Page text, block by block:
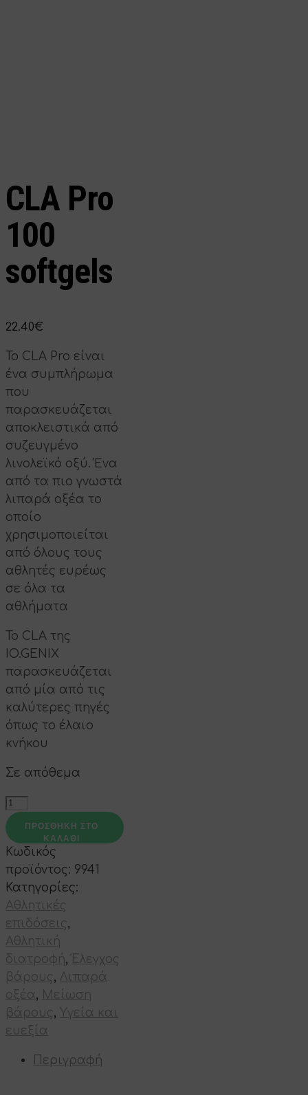
CLA Pro
100
softgels
22.40€
Το CLA Pro είναι
ένα συμπλήρωμα
που
παρασκευάζεται
αποκλειστικά από
συζευγμένο
λινολεϊκό οξύ. Ένα
από τα πιο γνωστά
λιπαρά οξέα το
οποίο
χρησιμοποιείται
από όλους τους
αθλητές ευρέως
σε όλα τα
αθλήματα
Το CLA της
IO.GENIX
παρασκευάζεται
από μία από τις
καλύτερες πηγές
όπως το έλαιο
κνήκου
Σε απόθεμα
CLA
Pro
100
softgels
ποσότητα
ΠΡΟΣΘΉΚΗ ΣΤΟ
ΚΑΛΆΘΙ
Κωδικός
προϊόντος: 9941
Κατηγορίες:
Αθλητικές
επιδόσεις,
Αθλητική
διατροφή, Έλεγχος
βάρους, Λιπαρά
οξέα, Μείωση
βάρους, Υγεία και
ευεξία
Περιγραφή